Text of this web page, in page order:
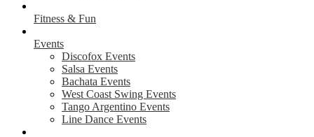
Fitness & Fun
Events
Discofox Events
Salsa Events
Bachata Events
West Coast Swing Events
Tango Argentino Events
Line Dance Events